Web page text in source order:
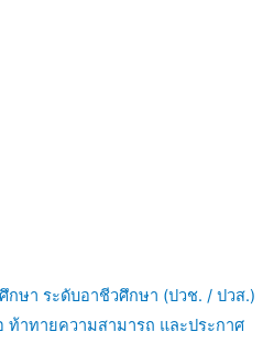
ษา ระดับอาชีวศึกษา (ปวช. / ปวส.)
ท้าทายความสามารถ และประกาศ